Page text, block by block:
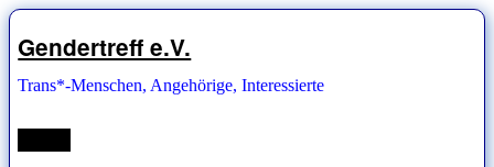
Zum
Inhalt
springen
Gendertreff e.V.
Trans*-Menschen, Angehörige, Interessierte